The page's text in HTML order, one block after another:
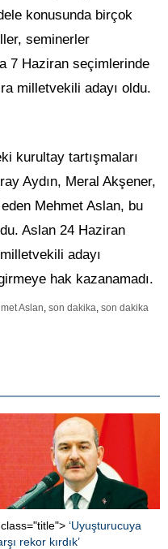
konusunda birçok
seminerler
7 Haziran seçimlerinde
milletvekili adayı oldu.
kurultay tartışmaları
Aydın, Meral Akşener,
Mehmet Aslan, bu
Aslan 24 Haziran
adayı
hak kazanamadı.
Aslan, son dakika, son dakika
‘Uyuşturucuya
rekor kırdık’